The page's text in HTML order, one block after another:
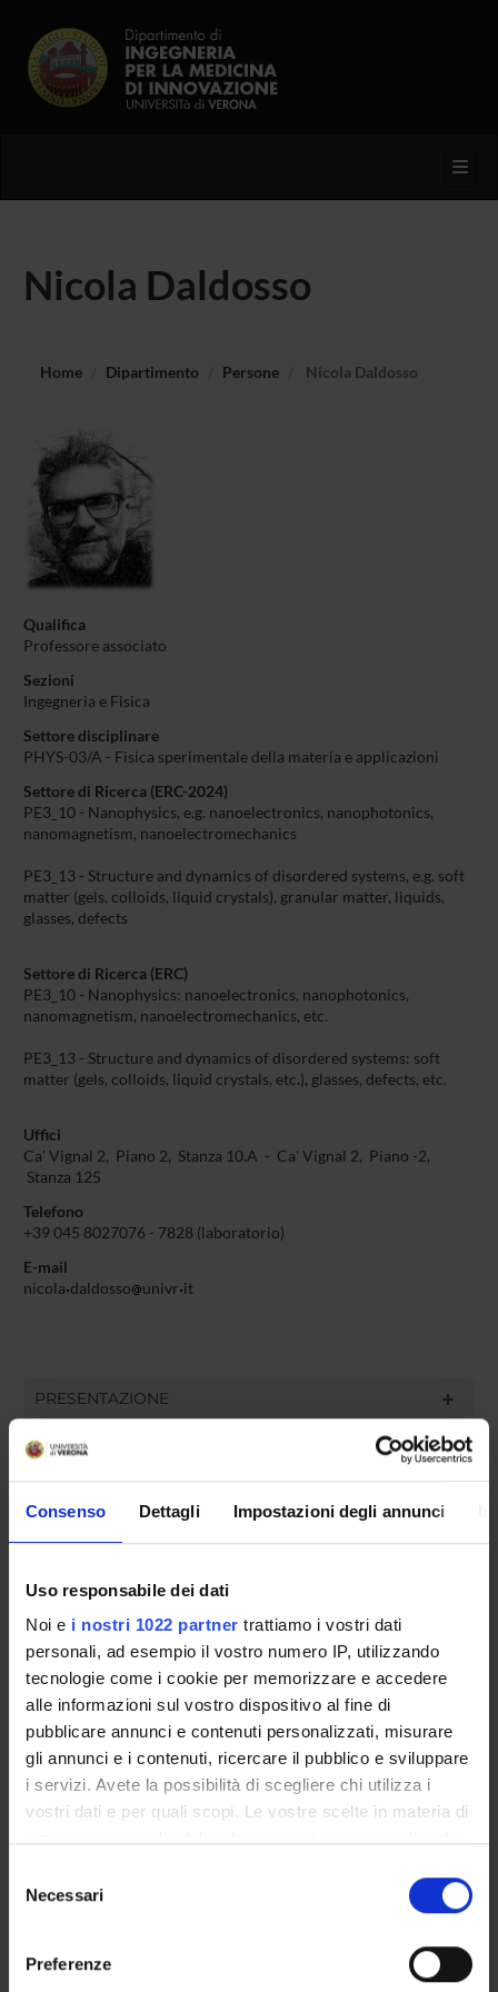
Consenso Dettagli Impostazioni degli annunci
Uso responsabile dei dati
Noi e i nostri 1022 partner trattiamo i vostri dati
personali, ad esempio il vostro numero IP, utilizzando
tecnologie come i cookie per memorizzare e accedere
alle informazioni sul vostro dispositivo al fine di
pubblicare annunci e contenuti personalizzati, misurare
gli annunci e i contenuti, ricercare il pubblico e sviluppare
i servizi. Avete la possibilità di scegliere chi utilizza i
vostri dati e per quali scopi. Le vostre scelte in materia di
modificare o revocare il proprio consenso in qualsiasi
momento dalla Dichiarazione sui cookie o facendo clic
delNecessari
Preferenze
Nicola Daldosso
Home Dipartimento Persone Nicola Daldosso
Qualifica
Professore associato
Sezioni
Ingegneria e Fisica
Settore disciplinare
PHYS-03/A - Fisica sperimentale della materia e applicazioni
Settore di Ricerca (ERC-2024)
PE3_10 - Nanophysics, e.g. nanoelectronics, nanophotonics,
nanomagnetism, nanoelectromechanics
PE3_13 - Structure and dynamics of disordered systems, e.g. soft
matter (gels, colloids, liquid crystals), granular matter, liquids,
glasses, defects
Settore di Ricerca (ERC)
PE3_10 - Nanophysics: nanoelectronics, nanophotonics,
nanomagnetism, nanoelectromechanics, etc.
PE3_13 - Structure and dynamics of disordered systems: soft
matter (gels, colloids, liquid crystals, etc.), glasses, defects, etc.
Uffici
Ca' Vignal 2, Piano 2, Stanza 10.A - Ca' Vignal 2, Piano -2,
Stanza 125
Telefono
+39 045 8027076 - 7828 (laboratorio)
E-mail
nicola daldosso univr it
PRESENTAZIONE
DIDATTICA
RICERCA
PROGETTI
PUBBLICAZIONI
INCARICHI
ORGANIZZAZIONE
UFFICI E STRUTTURE DI SERVIZIO